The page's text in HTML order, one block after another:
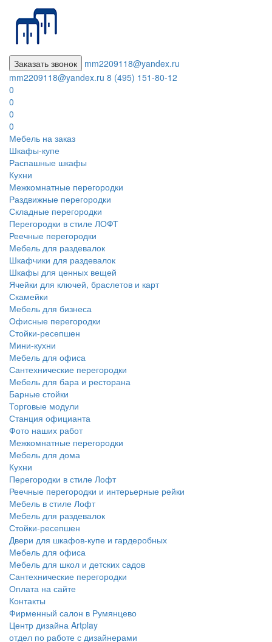
Заказать звонок
mm2209118@yandex.ru
mm2209118@yandex.ru 8 (495) 151-80-12
0
0
0
0
Мебель на заказ
Шкафы-купе
Распашные шкафы
Кухни
Межкомнатные перегородки
Раздвижные перегородки
Складные перегородки
Перегородки в стиле ЛОФТ
Реечные перегородки
Мебель для раздевалок
Шкафчики для раздевалок
Шкафы для ценных вещей
Ячейки для ключей, браслетов и карт
Скамейки
Мебель для бизнеса
Офисные перегородки
Стойки-ресепшен
Мини-кухни
Мебель для офиса
Сантехнические перегородки
Мебель для бара и ресторана
Барные стойки
Торговые модули
Станция официанта
Фото наших работ
Межкомнатные перегородки
Мебель для дома
Кухни
Перегородки в стиле Лофт
Реечные перегородки и интерьерные рейки
Мебель в стиле Лофт
Мебель для раздевалок
Стойки-ресепшен
Двери для шкафов-купе и гардеробных
Мебель для офиса
Мебель для школ и детских садов
Сантехнические перегородки
Оплата на сайте
Контакты
Фирменный салон в Румянцево
Центр дизайна Artplay
отдел по работе с дизайнерами